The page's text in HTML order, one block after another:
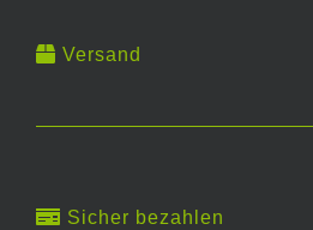
Versand
Sicher bezahlen